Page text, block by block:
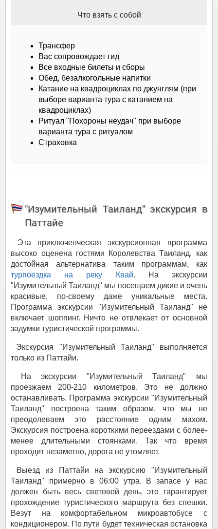
Трансфер
Вас сопровождает гид
Все входные билеты и сборы
Обед, безалкогольные напитки
Катание на квадроциклах по джунглям (при
выборе варианта тура с катанием на
квадроциклах)
Ритуал "Похороны неудач" при выборе
варианта тура с ритуалом
Страховка
Что взять с собой
"Изумительный Таиланд" экскурсия в
Паттайе
Эта приключенческая экскурсионная программа
высоко оценена гостями Королевства Таиланд, как
достойная альтернатива таким программам, как
турпоездка на реку Квай. На экскурсии
"Изумительный Таиланд" мы посещаем дикие и очень
красивые, по-своему даже уникальные места.
Программа экскурсии "Изумительный Таиланд" не
включает шоппинг. Ничто не отвлекает от основной
задумки туристической программы.
Экскурсия "Изумительный Таиланд" выполняется
только из Паттайи.
На экскурсии "Изумительный Таиланд" мы
проезжаем 200-210 километров. Это не должно
останавливать. Программа экскурсии "Изумительный
Таиланд" построена таким образом, что мы не
преодолеваем это расстояние одним махом.
Экскурсия построена короткими переездами с более-
менее длительными стоянками. Так что время
проходит незаметно, дорога не утомляет.
Выезд из Паттайи на экскурсию "Изумительный
Таиланд" примерно в 06:00 утра. В запасе у нас
должен быть весь световой день, это гарантирует
прохождение туристического маршрута без спешки.
Везут на комфортабельном микроавтобусе с
кондиционером. По пути будет техническая остановка